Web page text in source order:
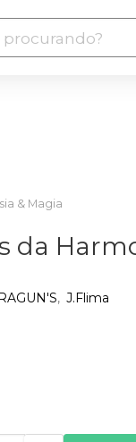
& Magia
da
J.Flima